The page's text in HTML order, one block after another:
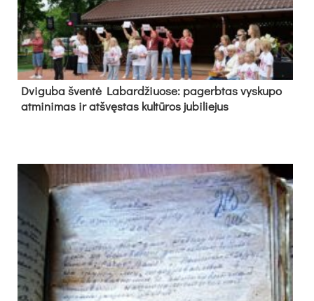
Dvi­gu­ba šven­tė La­bar­džiuo­se: pa­gerb­tas vys­ku­po
at­mi­ni­mas ir at­švęs­tas kul­tū­ros ju­bi­lie­jus